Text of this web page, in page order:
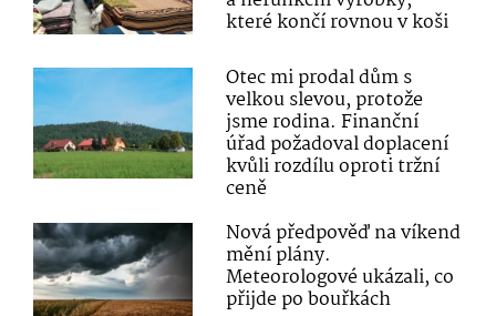
které končí rovnou v koši
Otec mi prodal dům s
velkou slevou, protože
jsme rodina. Finanční
úřad požadoval doplacení
kvůli rozdílu oproti tržní
ceně
Nová předpověď na víkend
mění plány.
Meteorologové ukázali, co
přijde po bouřkách